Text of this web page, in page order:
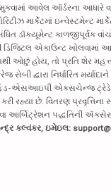
આવેલ ઑર્ડરના
માર્કેટમાં ઇન્વેસ્ટમેન્ટ
ડૉક્યૂમેન્ટ કાળજીપૂર્વક
ડિજિટલ એકાઉન્ટ
ઓછું હોય, તો પ્રતિ શેર
દ્વારા નિર્ધારિત
એસઆઇપી એક્સચેન્જ ટ્રેડેડ
રહ્યા છે. વિતરણ પ્રવૃત્તિના
આર્બિટ્રેશન પદ્ધતિની
કલ્વંકર, ઇમેઇલ: